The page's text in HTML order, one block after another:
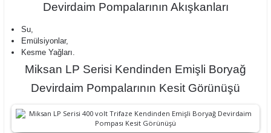
Devirdaim Pompalarının Akışkanları
Su,
Emülsiyonlar,
Kesme Yağları.
Miksan LP Serisi Kendinden Emişli Boryağ
Devirdaim Pompalarının Kesit Görünüşü